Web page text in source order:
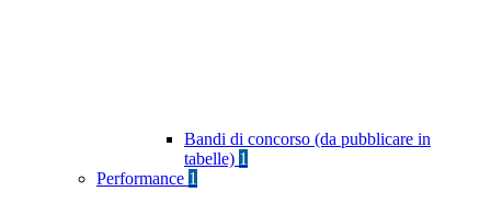
Bandi di concorso (da pubblicare in
tabelle) 1
Performance 1